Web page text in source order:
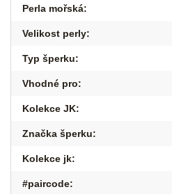
Perla mořská:
Velikost perly:
Typ šperku:
Vhodné pro:
Kolekce JK:
Značka šperku:
Kolekce jk:
#paircode: